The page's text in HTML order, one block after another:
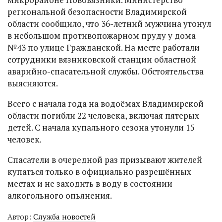
региональной безопасности Владимирской
области сообщило, что 36-летний мужчина утонул
в небольшом противопожарном пруду у дома
№43 по улице Гражданской. На месте работали
сотрудники вязниковской станции областной
аварийно-спасательной службы. Обстоятельства
выясняются.
Всего с начала года на водоёмах Владимирской
области погибли 22 человека, включая пятерых
детей. С начала купального сезона утонули 15
человек.
Спасатели в очередной раз призывают жителей
купаться только в официально разрешённых
местах и не заходить в воду в состоянии
алкогольного опьянения.
Автор: Служба новостей